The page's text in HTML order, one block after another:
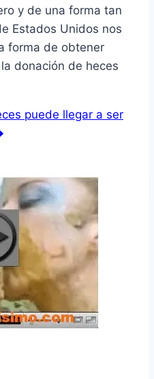
y de una forma tan
Estados Unidos nos
forma de obtener
donación de heces
puede llegar a ser